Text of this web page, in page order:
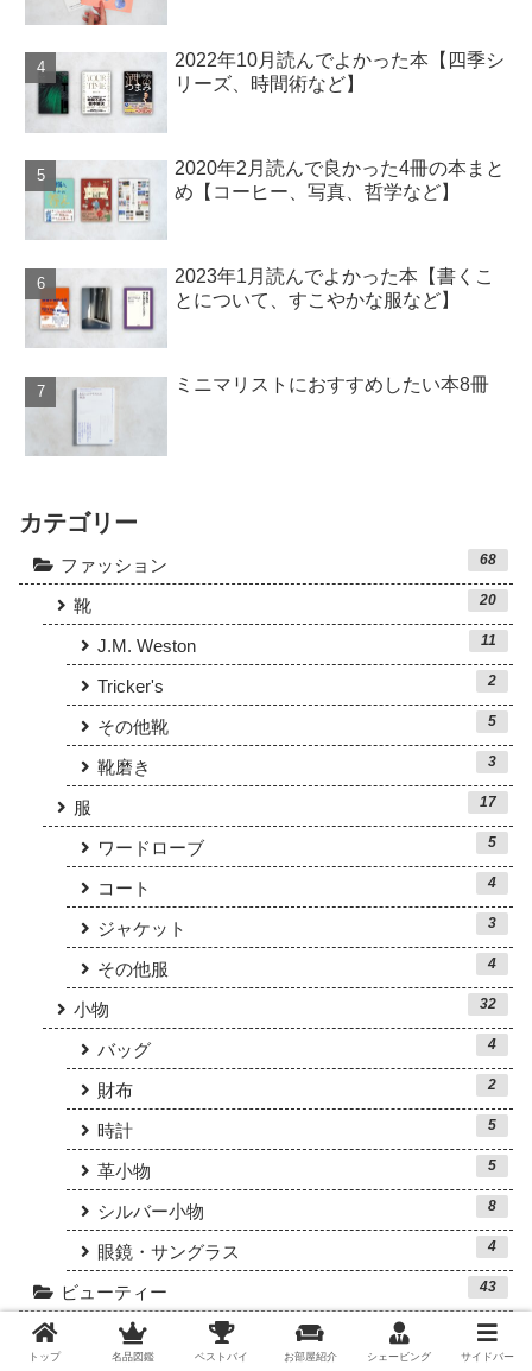
2022年10月読んでよかった本【四季シ
リーズ、時間術など】
2020年2月読んで良かった4冊の本まと
め【コーヒー、写真、哲学など】
2023年1月読んでよかった本【書くこ
とについて、すこやかな服など】
ミニマリストにおすすめしたい本8冊
カテゴリー
ファッション 68
靴 20
J.M. Weston 11
Tricker's 2
その他靴 5
靴磨き 3
服 17
ワードローブ 5
コート 4
ジャケット 3
その他服 4
小物 32
バッグ 4
財布 2
時計 5
革小物 5
シルバー小物 8
眼鏡・サングラス 4
ビューティー 43
クラシックシェービング 23
トップ 名品図鑑 ベストバイ お部屋紹介 シェービング サイドバー